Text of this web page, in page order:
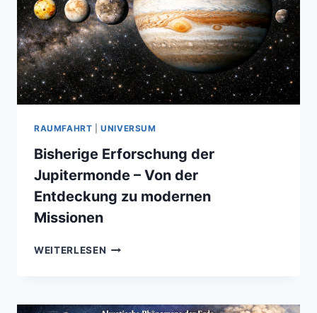
RAUMFAHRT |UNIVERSUM
Bisherige Erforschung der
Jupitermonde – Von der
Entdeckung zu modernen
Missionen
WEITERLESEN BISHERIGE
–